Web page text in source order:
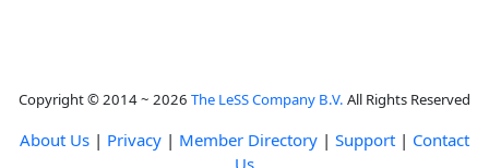
Copyright © 2014 ~ 2026 The LeSS Company B.V. All Rights Reserved
About Us | Privacy | Member Directory | Support | Contact
Us